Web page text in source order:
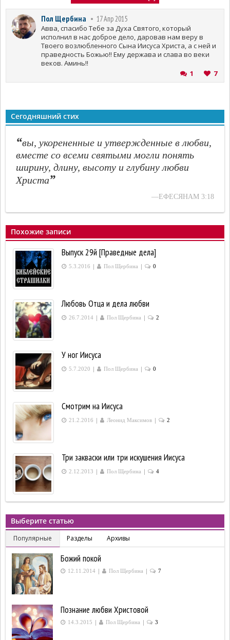
Пол Щербина 17 Апр 2015
Авва, спасибо Тебе за Духа Святого, который
исполнил в нас доброе дело, даровав нам веру в
Твоего возлюбленного Сына Иисуса Христа, а с ней и
праведность Божью!! Ему держава и слава во веки
веков. Аминь!!
1
7
Сегодняшний стих
“вы, укорененные и утвержденные в любви,
вместе со всеми святыми могли понять
ширину, длину, высоту и глубину любви
Христа”
—ЕФЕСЯНАМ 3:18
Похожие записи
Выпуск 29й [Праведные дела]
5.3.2016 | Пол Щербина | 0
Любовь Отца и дела любви
26.7.2014 | Пол Щербина | 2
У ног Иисуса
5.7.2020 | Пол Щербина | 0
Смотрим на Иисуса
21.2.2016 | Леонид Максимов | 2
Три закваски или три искушения Иисуса
2.12.2013 | Пол Щербина | 4
Выберите статью
Популярные Разделы Архивы
Божий покой
12.11.2014 | Пол Щербина | 7
Познание любви Христовой
14.3.2015 | Пол Щербина | 3